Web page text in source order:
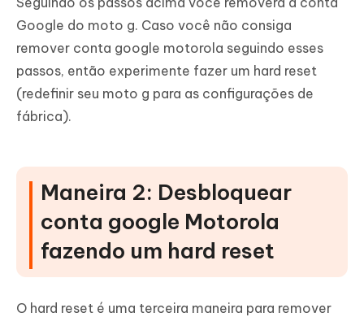
Google do moto g. Caso você não consiga
remover conta google motorola seguindo esses
passos, então experimente fazer um hard reset
(redefinir seu moto g para as configurações de
fábrica).
Maneira 2: Desbloquear
conta google Motorola
fazendo um hard reset
O hard reset é uma terceira maneira para remover